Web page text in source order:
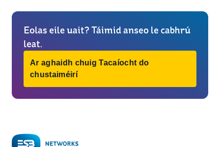
Eolas eile uait? Táimid anseo le cabhrú
leat.
Ar aghaidh chuig Tacaíocht do
chustaiméirí